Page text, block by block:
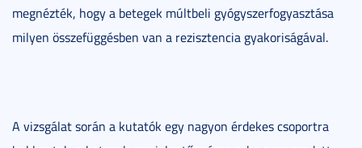
megnézték, hogy a betegek múltbeli gyógyszerfogyasztása
milyen összefüggésben van a rezisztencia gyakoriságával.
A vizsgálat során a kutatók egy nagyon érdekes csoportra